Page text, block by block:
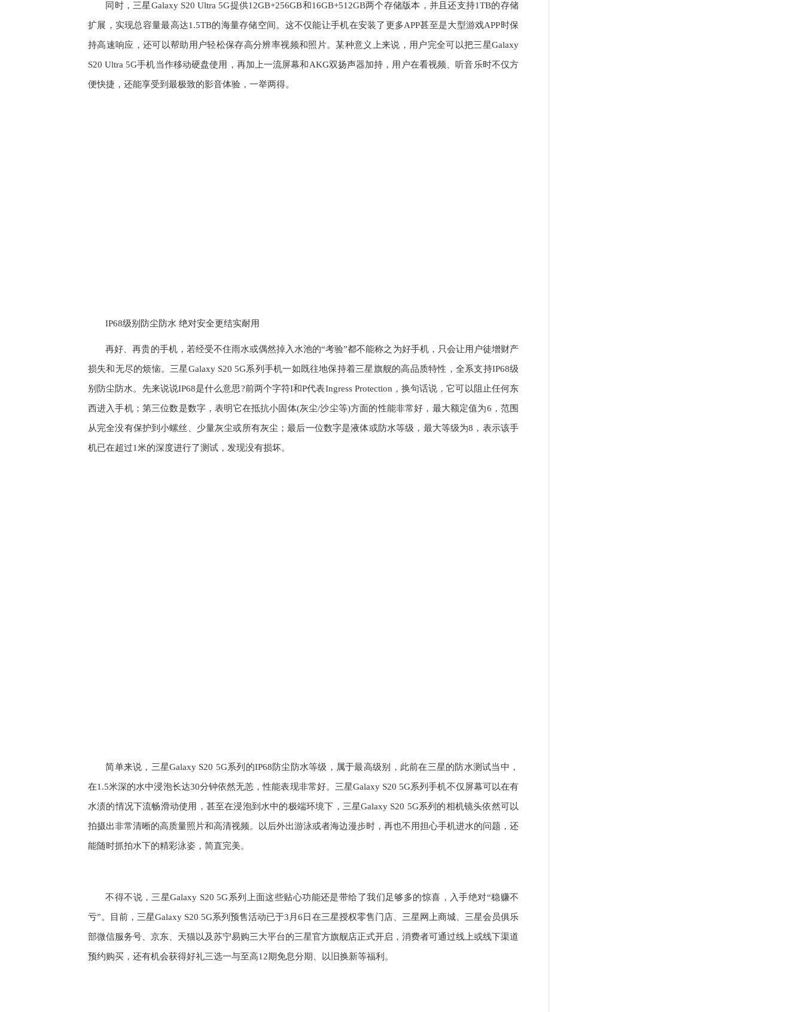
同时，三星Galaxy S20 Ultra 5G提供12GB+256GB和16GB+512GB两个存储版本，并且还支持1TB的存储
扩展，实现总容量最高达1.5TB的海量存储空间。这不仅能让手机在安装了更多APP甚至是大型游戏APP时保
持高速响应，还可以帮助用户轻松保存高分辨率视频和照片。某种意义上来说，用户完全可以把三星Galaxy
S20 Ultra 5G手机当作移动硬盘使用，再加上一流屏幕和AKG双扬声器加持，用户在看视频、听音乐时不仅方
便快捷，还能享受到最极致的影音体验，一举两得。
IP68级别防尘防水 绝对安全更结实耐用
再好、再贵的手机，若经受不住雨水或偶然掉入水池的“考验”都不能称之为好手机，只会让用户徒增财产
损失和无尽的烦恼。三星Galaxy S20 5G系列手机一如既往地保持着三星旗舰的高品质特性，全系支持IP68级
别防尘防水。先来说说IP68是什么意思?前两个字符I和P代表Ingress Protection，换句话说，它可以阻止任何东
西进入手机；第三位数是数字，表明它在抵抗小固体(灰尘/沙尘等)方面的性能非常好，最大额定值为6，范围
从完全没有保护到小螺丝、少量灰尘或所有灰尘；最后一位数字是液体或防水等级，最大等级为8，表示该手
机已在超过1米的深度进行了测试，发现没有损坏。
简单来说，三星Galaxy S20 5G系列的IP68防尘防水等级，属于最高级别，此前在三星的防水测试当中，
在1.5米深的水中浸泡长达30分钟依然无恙，性能表现非常好。三星Galaxy S20 5G系列手机不仅屏幕可以在有
水渍的情况下流畅滑动使用，甚至在浸泡到水中的极端环境下，三星Galaxy S20 5G系列的相机镜头依然可以
拍摄出非常清晰的高质量照片和高清视频。以后外出游泳或者海边漫步时，再也不用担心手机进水的问题，还
能随时抓拍水下的精彩泳姿，简直完美。
不得不说，三星Galaxy S20 5G系列上面这些贴心功能还是带给了我们足够多的惊喜，入手绝对“稳赚不
亏”。目前，三星Galaxy S20 5G系列预售活动已于3月6日在三星授权零售门店、三星网上商城、三星会员俱乐
部微信服务号、京东、天猫以及苏宁易购三大平台的三星官方旗舰店正式开启，消费者可通过线上或线下渠道
预约购买，还有机会获得好礼三选一与至高12期免息分期、以旧换新等福利。